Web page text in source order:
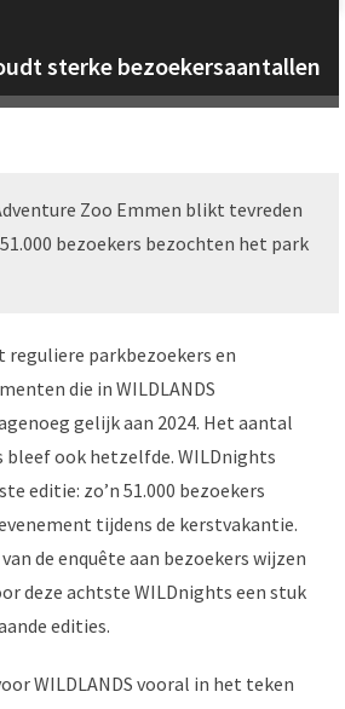
sterke bezoekersaantallen
Zoo Emmen blikt tevreden
bezoekers bezochten het park
parkbezoekers en
die in WILDLANDS
gelijk aan 2024. Het aantal
ook hetzelfde. WILDnights
editie: zo’n 51.000 bezoekers
tijdens de kerstvakantie.
de enquête aan bezoekers wijzen
deze achtste WILDnights een stuk
edities.
WILDLANDS vooral in het teken